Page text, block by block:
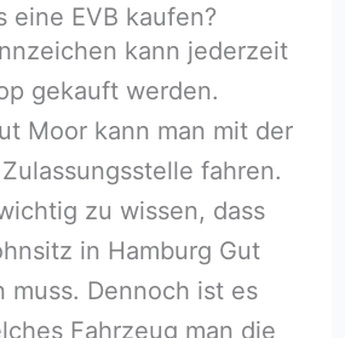
eine EVB kaufen?
kann jederzeit
gekauft werden.
Moor kann man mit der
fahren.
zu wissen, dass
in Hamburg Gut
muss. Dennoch ist es
Fahrzeug man die